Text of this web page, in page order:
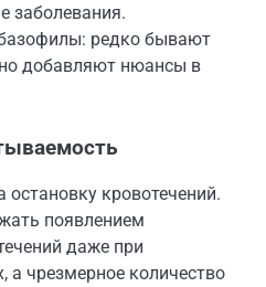
заболевания.
редко бывают
добавляют нюансы в
кровотечений.
появлением
даже при
а чрезмерное количество